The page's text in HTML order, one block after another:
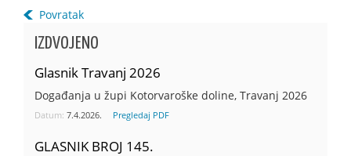
Povratak
IZDVOJENO
Glasnik Travanj 2026
Događanja u župi Kotorvaroške doline, Travanj 2026
Datum: 7.4.2026. Pregledaj PDF
GLASNIK BROJ 145.